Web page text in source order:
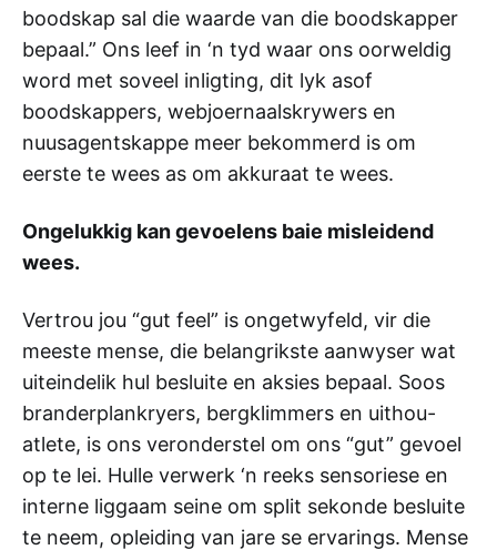
boodskap sal die waarde van die boodskapper
bepaal.” Ons leef in ‘n tyd waar ons oorweldig
word met soveel inligting, dit lyk asof
boodskappers, webjoernaalskrywers en
nuusagentskappe meer bekommerd is om
eerste te wees as om akkuraat te wees.
Ongelukkig kan gevoelens baie misleidend
wees.
Vertrou jou “gut feel” is ongetwyfeld, vir die
meeste mense, die belangrikste aanwyser wat
uiteindelik hul besluite en aksies bepaal. Soos
branderplankryers, bergklimmers en uithou-
atlete, is ons veronderstel om ons “gut” gevoel
op te lei. Hulle verwerk ‘n reeks sensoriese en
interne liggaam seine om split sekonde besluite
te neem, opleiding van jare se ervarings. Mense